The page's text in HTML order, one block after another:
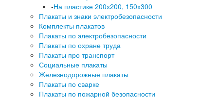
-На пластике 200х200, 150х300
Плакаты и знаки электробезопасности
Комплекты плакатов
Плакаты по электробезопасности
Плакаты по охране труда
Плакаты про транспорт
Социальные плакаты
Железнодорожные плакаты
Плакаты по сварке
Плакаты по пожарной безопасности